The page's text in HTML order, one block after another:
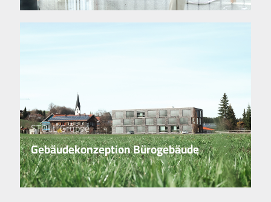
STOLL Gruppe
Gebäudekonzeption Bürogebäude